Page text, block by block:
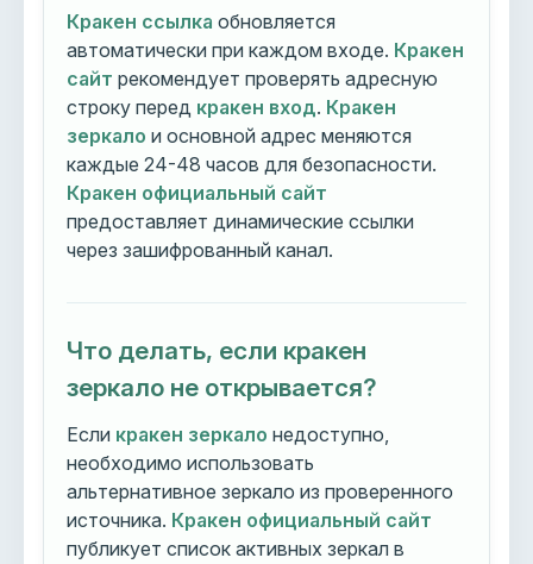
Кракен ссылка обновляется
автоматически при каждом входе. Кракен
сайт рекомендует проверять адресную
строку перед кракен вход. Кракен
зеркало и основной адрес меняются
каждые 24-48 часов для безопасности.
Кракен официальный сайт
предоставляет динамические ссылки
через зашифрованный канал.
Что делать, если кракен
зеркало не открывается?
Если кракен зеркало недоступно,
необходимо использовать
альтернативное зеркало из проверенного
источника. Кракен официальный сайт
публикует список активных зеркал в